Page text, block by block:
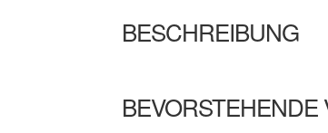
BESCHREIBUNG
BEVORSTEHENDE